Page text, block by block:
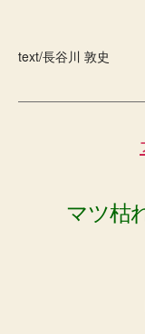
text/長谷川 敦史
マツ枯